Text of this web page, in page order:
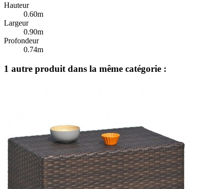
Hauteur
0.60m
Largeur
0.90m
Profondeur
0.74m
1 autre produit dans la même catégorie :